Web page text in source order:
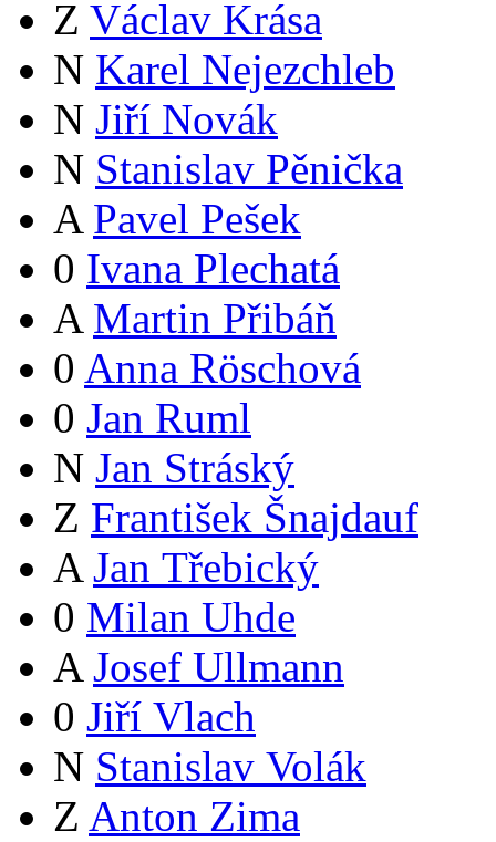
Z Václav Krása
N Karel Nejezchleb
N Jiří Novák
N Stanislav Pěnička
A Pavel Pešek
0 Ivana Plechatá
A Martin Přibáň
0 Anna Röschová
0 Jan Ruml
N Jan Stráský
Z František Šnajdauf
A Jan Třebický
0 Milan Uhde
A Josef Ullmann
0 Jiří Vlach
N Stanislav Volák
Z Anton Zima